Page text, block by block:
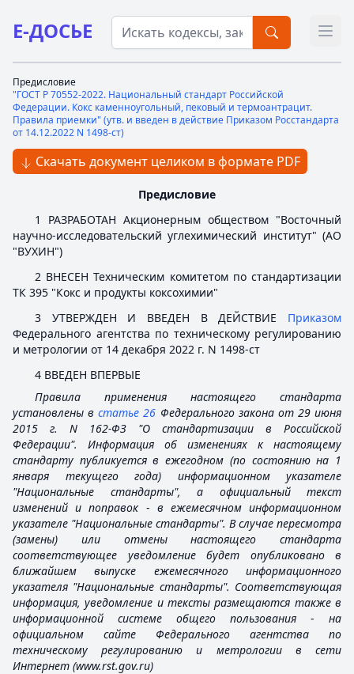
Е-ДОСЬЕ
Предисловие
"ГОСТ Р 70552-2022. Национальный стандарт Российской
Федерации. Кокс каменноугольный, пековый и термоантрацит.
Правила приемки" (утв. и введен в действие Приказом Росстандарта
от 14.12.2022 N 1498-ст)
Скачать документ целиком в формате PDF
Предисловие
1 РАЗРАБОТАН Акционерным обществом "Восточный
научно-исследовательский углехимический институт" (АО
"ВУХИН")
2 ВНЕСЕН Техническим комитетом по стандартизации
ТК 395 "Кокс и продукты коксохимии"
3 УТВЕРЖДЕН И ВВЕДЕН В ДЕЙСТВИЕ Приказом
Федерального агентства по техническому регулированию
и метрологии от 14 декабря 2022 г. N 1498-ст
4 ВВЕДЕН ВПЕРВЫЕ
Правила применения настоящего стандарта
установлены встатье 26 Федерального закона от 29 июня
2015 г. N 162-ФЗ "О стандартизации в Российской
Федерации". Информация об изменениях к настоящему
стандарту публикуется в ежегодном (по состоянию на 1
января текущего года) информационном указателе
"Национальные стандарты", а официальный текст
изменений и поправок- в ежемесячном информационном
указателе "Национальные стандарты". В случае пересмотра
(замены) или отмены настоящего стандарта
соответствующее уведомление будет опубликовано в
ближайшем выпуске ежемесячного информационного
указателя "Национальные стандарты". Соответствующая
информация, уведомление и тексты размещаются также в
информационной системе общего пользования - на
официальном сайте Федерального агентства по
техническому регулированию и метрологии в сети
Интернет (www.rst.gov.ru)